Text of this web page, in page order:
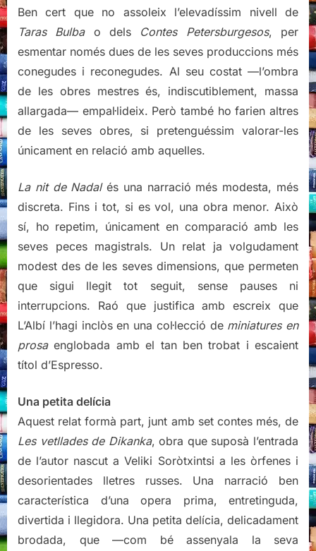
Ben cert que no assoleix l’elevadíssim nivell de
Taras Bulbao dels Contes Petersburgesos, per
esmentar només dues de les seves produccions més
conegudes i reconegudes. Al seu costat —l’ombra
de les obres mestres és, indiscutiblement, massa
allargada— empal·lideix. Però també ho farien altres
de les seves obres, si pretenguéssim valorar-les
únicament en relació amb aquelles.
La nit de Nadalés una narració més modesta, més
discreta. Fins i tot, si es vol, una obra menor. Això
sí, ho repetim, únicament en comparació amb les
seves peces magistrals. Un relat ja volgudament
modest des de les seves dimensions, que permeten
que sigui llegit tot seguit, sense pauses ni
interrupcions. Raó que justifica amb escreix que
L’Albí l’hagi inclòs en una col·lecció de miniatures en
prosaenglobada amb el tan ben trobat i escaient
títol d’Espresso.
Una petita delícia
Aquest relat formà part, junt amb set contes més, de
Les vetllades de Dikanka, obra que suposà l’entrada
de l’autor nascut a Veliki Soròtxintsi a les òrfenes i
desorientades lletres russes. Una narració ben
característica d’una opera prima, entretinguda,
divertida i llegidora. Una petita delícia, delicadament
brodada, que —com bé assenyala la seva